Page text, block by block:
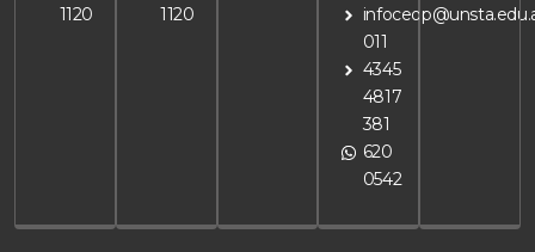
1120
1120
011
4345
4817
381
620
0542